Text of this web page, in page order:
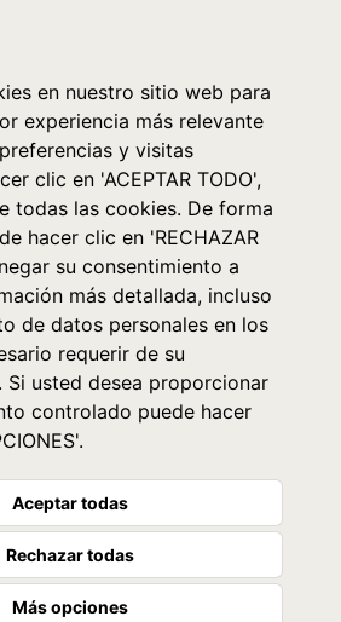
en nuestro sitio web para
experiencia más relevante
y visitas
clic en 'ACEPTAR TODO',
todas las cookies. De forma
hacer clic en 'RECHAZAR
su consentimiento a
más detallada, incluso
de datos personales en los
requerir de su
Si usted desea proporcionar
controlado puede hacer
Aceptar todas
Rechazar todas
Más opciones